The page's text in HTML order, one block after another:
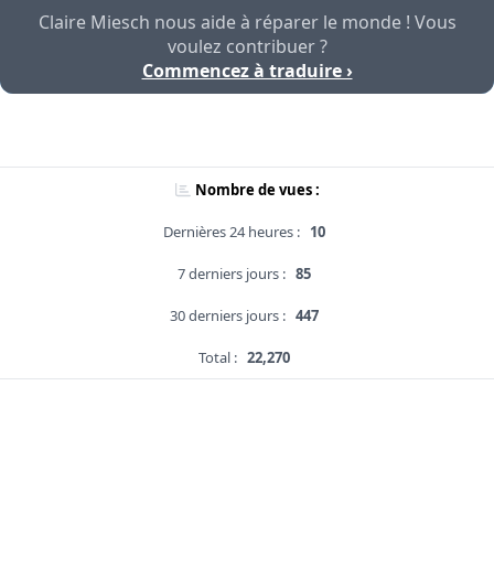
Claire Miesch nous aide à réparer le monde ! Vous
voulez contribuer ?
Commencez à traduire ›
Nombre de vues :
Dernières 24 heures : 10
7 derniers jours : 85
30 derniers jours : 447
Total : 22,270